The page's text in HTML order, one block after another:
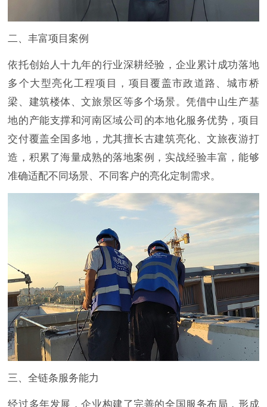
二、丰富项目案例
依托创始人十九年的行业深耕经验，企业累计成功落地
多个大型亮化工程项目，项目覆盖市政道路、城市桥
梁、建筑楼体、文旅景区等多个场景。凭借中山生产基
地的产能支撑和河南区域公司的本地化服务优势，项目
交付覆盖全国多地，尤其擅长古建筑亮化、文旅夜游打
造，积累了海量成熟的落地案例，实战经验丰富，能够
准确适配不同场景、不同客户的亮化定制需求。
三、全链条服务能力
经过多年发展，企业构建了完善的全国服务布局，形成